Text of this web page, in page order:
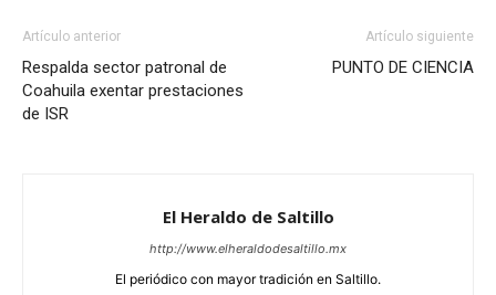
Artículo anterior
Respalda sector patronal de
Coahuila exentar prestaciones
de ISR
Artículo siguiente
PUNTO DE CIENCIA
El Heraldo de Saltillo
http://www.elheraldodesaltillo.mx
El periódico con mayor tradición en Saltillo.